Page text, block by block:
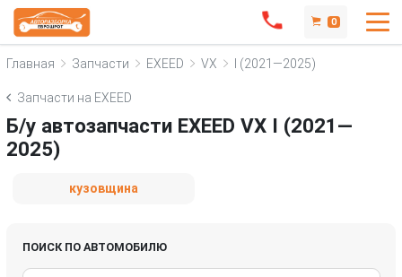
0
Главная Запчасти EXEED VX I (2021—2025)
Запчасти на EXEED
Б/у автозапчасти EXEED VX I (2021—
2025)
кузовщина
ПОИСК ПО АВТОМОБИЛЮ